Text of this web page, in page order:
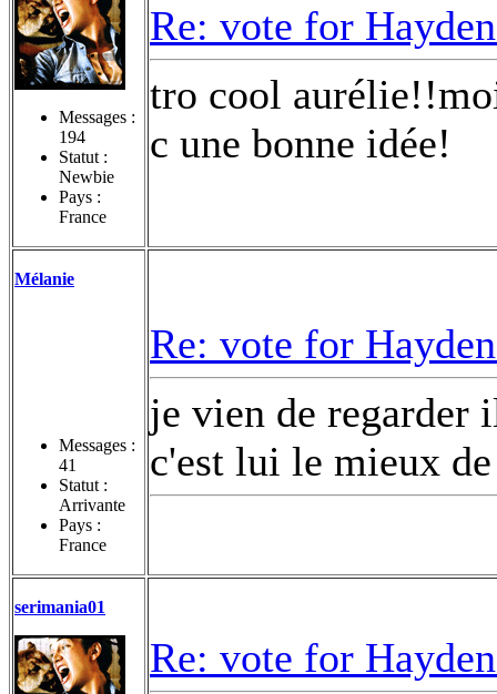
Messages :
194
Statut :
Newbie
Pays :
France
Re: vote for
tro cool
c une bonne idée!
Mélanie
Messages :
41
Statut :
Arrivante
Pays :
France
Re: vote for
je vien de regarder
c'est lui le mieux
serimania01
Re: vote for